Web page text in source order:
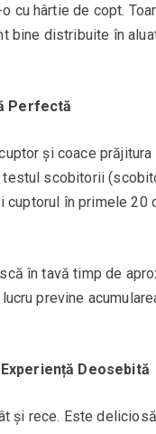
cu hârtie de copt.
bine distribuite în
Perfectă
și coace
scobitorii
în primele 20
în tavă timp de
previne
Deosebită
și rece. Este